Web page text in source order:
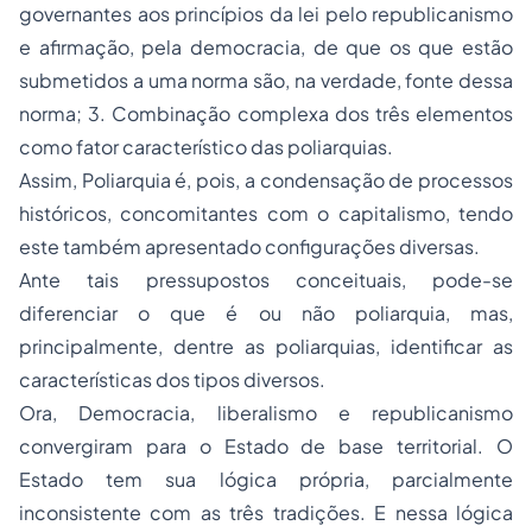
governantes aos princípios da lei pelo republicanismo
e afirmação, pela democracia, de que os que estão
submetidos a uma norma são, na verdade, fonte dessa
norma; 3. Combinação complexa dos três elementos
como fator característico das poliarquias.
Assim, Poliarquia é, pois, a condensação de processos
históricos, concomitantes com o capitalismo, tendo
este também apresentado configurações diversas.
Ante tais pressupostos conceituais, pode-se
diferenciar o que é ou não poliarquia, mas,
principalmente, dentre as poliarquias, identificar as
características dos tipos diversos.
Ora, Democracia, liberalismo e republicanismo
convergiram para o Estado de base territorial. O
Estado tem sua lógica própria, parcialmente
inconsistente com as três tradições. E nessa lógica